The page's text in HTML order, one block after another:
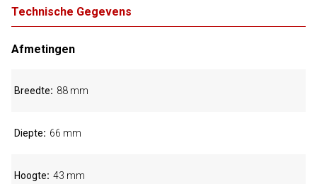
Technische Gegevens
Afmetingen
Breedte 88 mm
Diepte 66 mm
Hoogte 43 mm